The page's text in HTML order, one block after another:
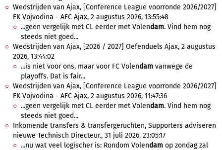
Wedstrijden van Ajax, [Conference League voorronde 2026/2027]
FK Vojvodina - AFC Ajax, 2 augustus 2026, 13:55:48
...geen vergelijk met CL eerder met Volendam. Vind hem nog
steeds niet goed...
Wedstrijden van Ajax, [2026 / 2027] Oefenduels Ajax, 2 augustus
2026, 13:44:02
...is niet voor ons, maar voor FC Volendam vanwege de
playoffs. Dat is fair...
Wedstrijden van Ajax, [Conference League voorronde 2026/2027]
FK Vojvodina - AFC Ajax, 2 augustus 2026, 11:47:36
...geen vergelijk met CL eerder met Volendam. Vind hem nog
steeds niet goed...
Inkomende transfers & transfergeruchten, Supporters adviseren
nieuwe Technisch Directeur., 31 juli 2026, 23:05:17
...nu wat veel logischer is: Rondom Volendam op zondag zal